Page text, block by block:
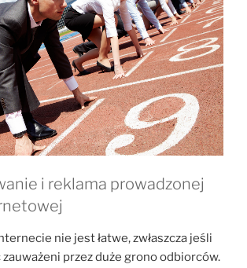
i reklama prowadzonej
nie jest łatwe, zwłaszcza jeśli
przez duże grono odbiorców.